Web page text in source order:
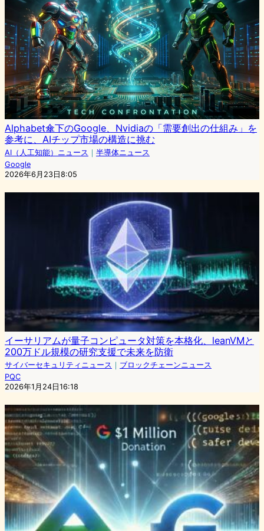
Alphabet傘下のGoogle、Nvidiaの「需要創出の仕組み」を
参考に、AIチップ市場の構造に挑む
AI（人工知能）ニュース ｜ 半導体ニュース
Google
2026年6月23日8:05
イーサリアムが量子コンピュータ対策を本格化、leanVMと
200万ドル規模の研究支援で未来を防衛
サイバーセキュリティニュース ｜ ブロックチェーンニュース
PQC
2026年1月24日16:18